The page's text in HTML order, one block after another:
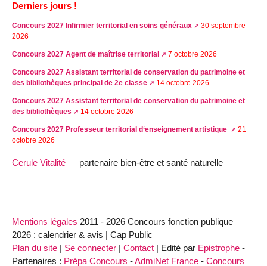
Derniers jours !
Concours 2027 Infirmier territorial en soins généraux
30 septembre
2026
Concours 2027 Agent de maîtrise territorial 7 octobre 2026
Concours 2027 Assistant territorial de conservation du patrimoine et
des bibliothèques principal de 2e classe
14 octobre 2026
Concours 2027 Assistant territorial de conservation du patrimoine et
des bibliothèques
14 octobre 2026
Concours 2027 Professeur territorial d‘enseignement artistique
21
octobre 2026
Cerule Vitalité — partenaire bien-être et santé naturelle
Mentions légales 2011 - 2026 Concours fonction publique
2026 : calendrier & avis | Cap Public
Plan du site
Se connecter Contact | Edité par Epistrophe -
Partenaires : Prépa Concours -AdmiNet France - Concours